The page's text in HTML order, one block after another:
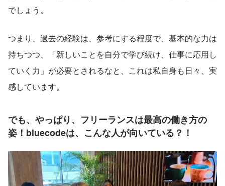
でしょう。
つまり、過去の経験は、参考にする程度で、基本的な力は
持ちつつ、「新しいことを自分で学び続け、仕事に応用し
ていく力」が必要とされるなと、これは私自身も日々、実
感しています。
でも、やっぱり、フリーランスは最高の働き方の
姿！bluecodeは、こんな人が向いている？！